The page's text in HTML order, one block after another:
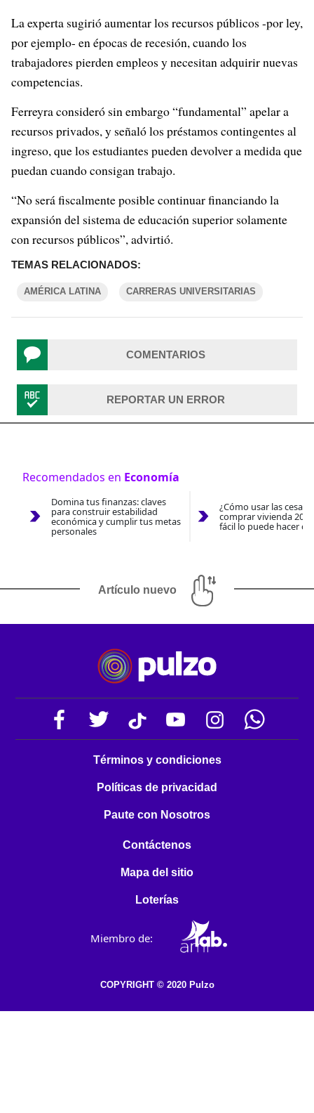
La experta sugirió aumentar los recursos públicos -por ley,
por ejemplo- en épocas de recesión, cuando los
trabajadores pierden empleos y necesitan adquirir nuevas
competencias.
Ferreyra consideró sin embargo “fundamental” apelar a
recursos privados, y señaló los préstamos contingentes al
ingreso, que los estudiantes pueden devolver a medida que
puedan cuando consigan trabajo.
“No será fiscalmente posible continuar financiando la
expansión del sistema de educación superior solamente
con recursos públicos”, advirtió.
TEMAS RELACIONADOS:
AMÉRICA LATINA CARRERAS UNIVERSITARIAS
COMENTARIOS
REPORTAR UN ERROR
Recomendados en Economía
Domina tus finanzas: claves
para construir estabilidad
económica y cumplir tus metas
personales
¿Cómo usar las
comprar vivienda
fácil lo puede hacer
Artículo nuevo
Términos y condiciones
Políticas de privacidad
Paute con Nosotros
Contáctenos
Mapa del sitio
Loterías
Miembro de:
COPYRIGHT © 2020 Pulzo